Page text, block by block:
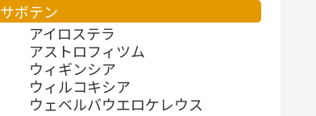
サボテン
アイロステラ
アストロフィツム
ウィギンシア
ウィルコキシア
ウェベルバウエロケレウス